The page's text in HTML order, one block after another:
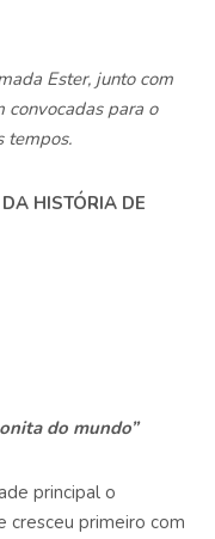
Ester, junto com
convocadas para o
tempos.
HISTÓRIA DE
do mundo”
principal o
cresceu primeiro com